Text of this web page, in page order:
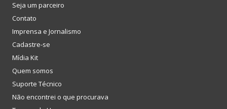
Seja um parceiro
Contato
Imprensa e Jornalismo
Cadastre-se
Mídia Kit
Quem somos
Suporte Técnico
Não encontrei o que procurava